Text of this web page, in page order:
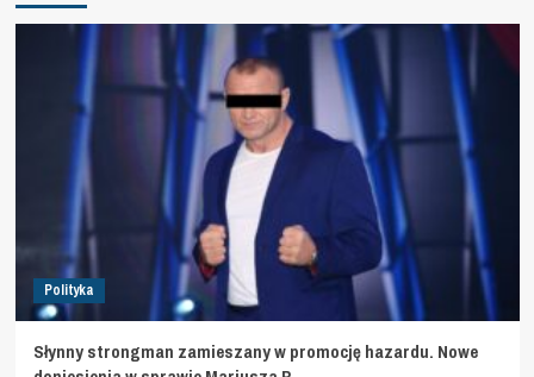
Polityka
Słynny strongman zamieszany w promocję hazardu. Nowe